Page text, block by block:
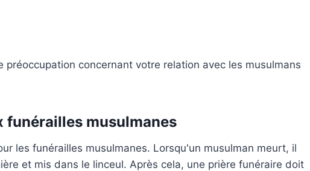
préoccupation concernant votre relation avec les musulmans
funérailles musulmanes
les funérailles musulmanes. Lorsqu'un musulman meurt, il
et mis dans le linceul. Après cela, une prière funéraire doit